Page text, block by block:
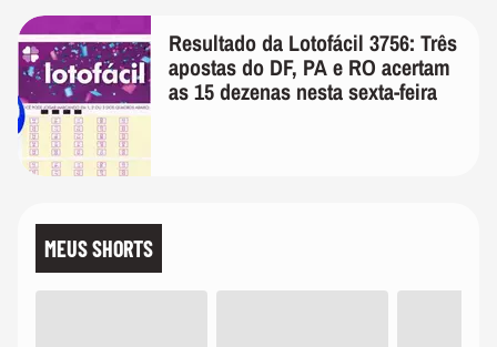
Resultado da Lotofácil 3756: Três
apostas do DF, PA e RO acertam
as 15 dezenas nesta sexta-feira
MEUS SHORTS